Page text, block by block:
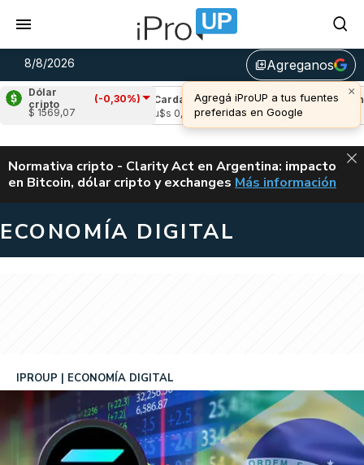
8/8/2026 library_addAgreganos
×
Agregá iProUP a tus fuentes
preferidas en Google
Dólar
cripto
(-0,30%)
$ 1569,07
(1,72%)
Cardano (1,59%)
u$s 0,20
Avalanche
u$s 6,56
ALERTA
Normativa cripto - Clarity Act en Argentina: impacto
en Bitcoin, dólar cripto y exchanges CLARITY ACT EN
Más información
ECONOMÍA DIGITAL
IPROUP ECONOMÍA DIGITAL